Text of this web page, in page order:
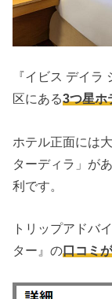
『イビス デイ
区にある3つ星ホ
ホテル正面には
ターディラ」が
利です。
トリップアドバ
ター』の口コミ